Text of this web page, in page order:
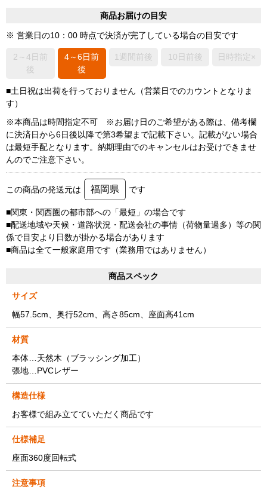
商品お届けの目安
※ 営業日の10：00 時点で決済が完了している場合の目安です
2～4日前
後
4～6日前
後
1週間前後 10日前後 日時指定×
■土日祝は出荷を行っておりません（営業日でのカウントとなりま
す）
※本商品は時間指定不可 ※お届け日のご希望がある際は、備考欄
に決済日から6日後以降で第3希望まで記載下さい。記載がない場合
は最短手配となります。納期理由でのキャンセルはお受けできませ
んのでご注意下さい。
この商品の発送元は 福岡県 です
■関東・関西圏の都市部への「最短」の場合です
■配送地域や天候・道路状況・配送会社の事情（荷物量過多）等の関
係で目安より日数が掛かる場合があります
■商品は全て一般家庭用です（業務用ではありません）
商品スペック
サイズ
幅57.5cm、奥行52cm、高さ85cm、座面高41cm
材質
本体…天然木（ブラッシング加工）
張地…PVCレザー
構造仕様
お客様で組み立てていただく商品です
仕様補足
座面360度回転式
注意事項